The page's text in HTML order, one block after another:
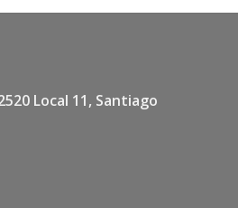
Local 11, Santiago